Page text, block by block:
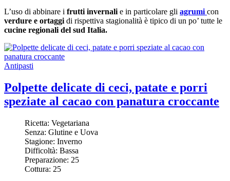
L’uso di abbinare i frutti invernali e in particolare gli agrumi con
verdure e ortaggi di rispettiva stagionalità è tipico di un po’ tutte le
cucine regionali del sud Italia.
Antipasti
Polpette delicate di ceci, patate e porri
speziate al cacao con panatura croccante
Ricetta: Vegetariana
Senza: Glutine e Uova
Stagione: Inverno
Difficoltà: Bassa
Preparazione: 25
Cottura: 25